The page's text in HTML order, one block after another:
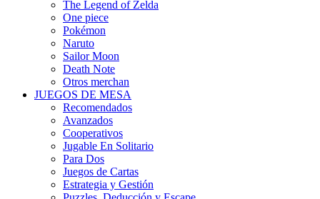
The Legend of Zelda
One piece
Pokémon
Naruto
Sailor Moon
Death Note
Otros merchan
JUEGOS DE MESA
Recomendados
Avanzados
Cooperativos
Jugable En Solitario
Para Dos
Juegos de Cartas
Estrategia y Gestión